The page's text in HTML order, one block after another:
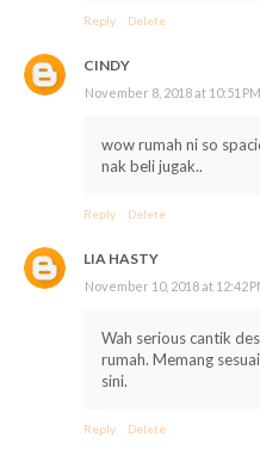
Reply Delete
CINDY
November 8, 2018 at 10:51 PM
wow rumah ni so
nak beli jugak..
Reply Delete
LIA HASTY
November 10, 2018 at 12:42
Wah serious cantik
rumah. Memang
sini.
Reply Delete